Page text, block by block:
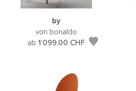
by
von bonaldo
ab 1’099.00 CHF